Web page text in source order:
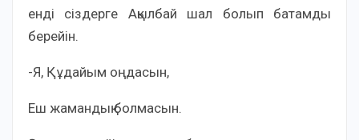
енді сіздерге Ақылбай шал болып батамды
берейін.
-Я, Құдайым оңдасын,
Еш жамандық болмасын.